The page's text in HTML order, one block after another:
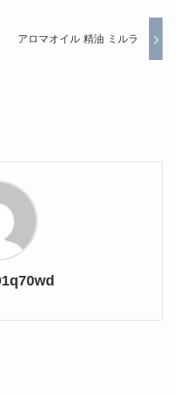
アロマオイル 精油 ミルラ